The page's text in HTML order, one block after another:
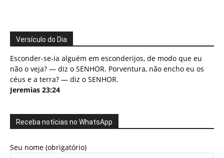
Versículo do Dia
Esconder-se-ia alguém em esconderijos, de modo que eu
não o veja? — diz o SENHOR. Porventura, não encho eu os
céus e a terra? — diz o SENHOR.
Jeremias 23:24
Receba notícias no WhatsApp
Seu nome (obrigatório)